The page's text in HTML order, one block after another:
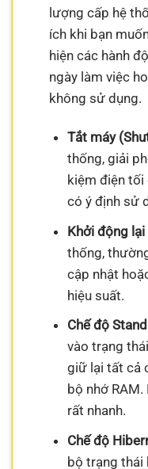
lượng cấp hệ
ích khi bạn
hiện các hành
ngày làm việc
không sử dụng.
Tắt máy
thống, giải
kiệm điện tối
có ý định sử
Khởi động
thống,
cập nhật
hiệu suất.
Chế độ
vào trạng
giữ lại tất cả
bộ nhớ
rất nhanh.
Chế độ
bộ trạng thái